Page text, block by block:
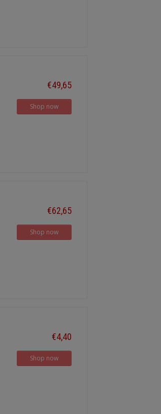
€49,65
Shop now
€62,65
Shop now
€4,40
Shop now